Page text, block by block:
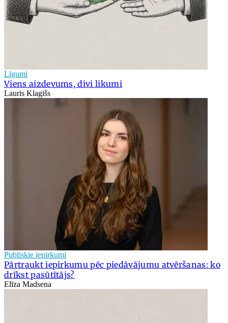
Līgumi
Viens aizdevums, divi likumi
Lauris Klagišs
Publiskie iepirkumi
Pārtraukt iepirkumu pēc piedāvājumu atvēršanas: ko
drīkst pasūtītājs?
Elīza Madsena